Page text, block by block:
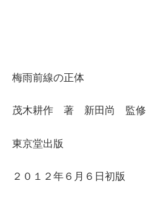
梅雨前線の正体
茂木耕作 著 新田尚 監修
東京堂出版
２０１２年６月６日初版